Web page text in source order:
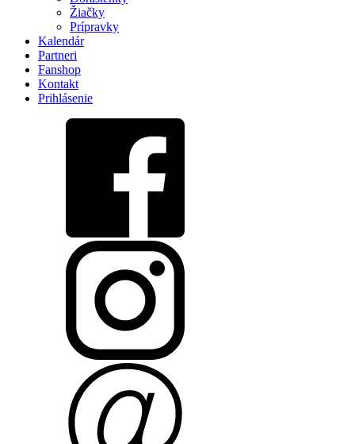
Žiačky
Prípravky
Kalendár
Partneri
Fanshop
Kontakt
Prihlásenie